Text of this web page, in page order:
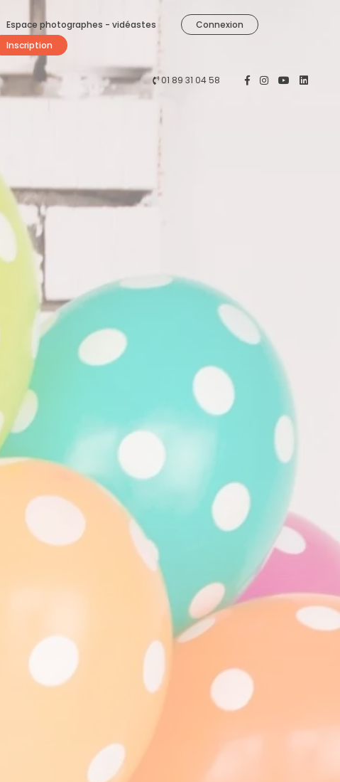
Espace photographes - vidéastes
Connexion
Inscription
01 89 31 04 58